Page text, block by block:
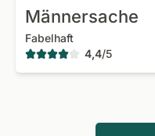
Männersache
Fabelhaft
4,4/5